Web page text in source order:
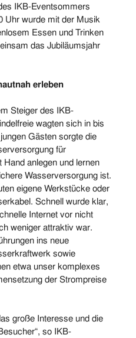
IKB-Eventsommers
Uhr wurde mit der Musik
Essen und Trinken
das Jubiläumsjahr
erleben
Steiger des IKB-
wagten sich in bis
Gästen sorgte die
für
anlegen und lernen
Wasserversorgung ist.
eigene Werkstücke oder
Schnell wurde klar,
Internet vor nicht
weniger attraktiv war.
ins neue
sowie
etwa unser komplexes
der Strompreise
große Interesse und die
so IKB-